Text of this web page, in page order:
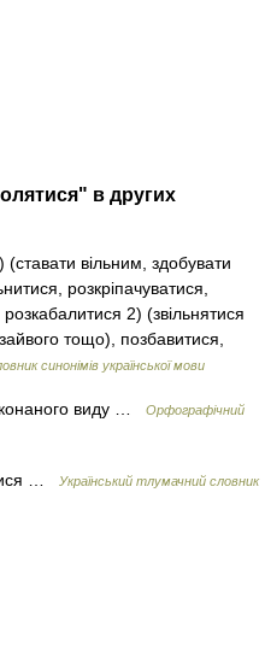
в других
вільним, здобувати
розкріпачуватися,
2) (звільнятися
тощо), позбавитися,
синонімів української мови
виду …
Орфографічний
… Український тлумачний словник